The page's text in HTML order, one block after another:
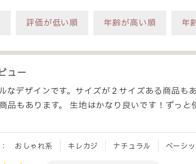
評価が低い順 年齢が高い順 年
ュー
なデザインです。サイズが２サイズある商品も
品もあります。 生地はかなり良いです！ずっ
おしゃれ系 キレカジ ナチュラル ベーシ